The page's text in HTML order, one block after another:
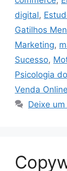
digital,
Gatilhos
Marketing,
Sucesso,
Psicologia
Venda Online
Deixe